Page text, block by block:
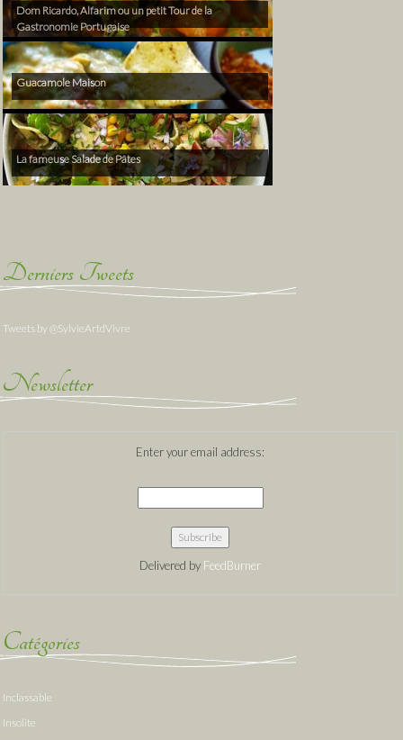
Dom Ricardo, Alfarim ou un petit Tour de la
Gastronomie Portugaise
Guacamole Maison
La fameuse Salade de Pâtes
Derniers Tweets
Tweets by @SylvieArtdVivre
Newsletter
Enter your email address:
Delivered by FeedBurner
Catégories
Inclassable
Insolite